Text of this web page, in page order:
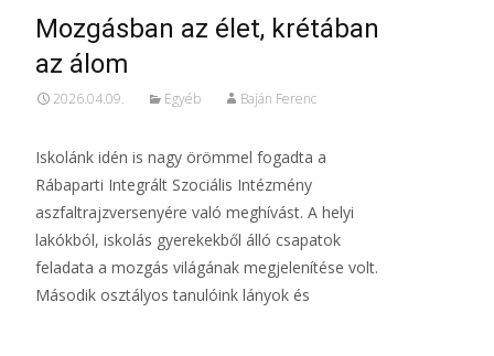
Mozgásban az élet, krétában
az álom
2026.04.09. Egyéb Baján Ferenc
Iskolánk idén is nagy örömmel fogadta a
Rábaparti Integrált Szociális Intézmény
aszfaltrajzversenyére való meghívást. A helyi
lakókból, iskolás gyerekekből álló csapatok
feladata a mozgás világának megjelenítése volt.
Második osztályos tanulóink lányok és